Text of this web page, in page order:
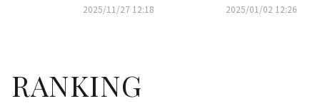
ォンからチョン・イルまで多く
2025/11/27 12:18 機に直面【ネタバレあり】
2025/01/02 12:26
RANKING